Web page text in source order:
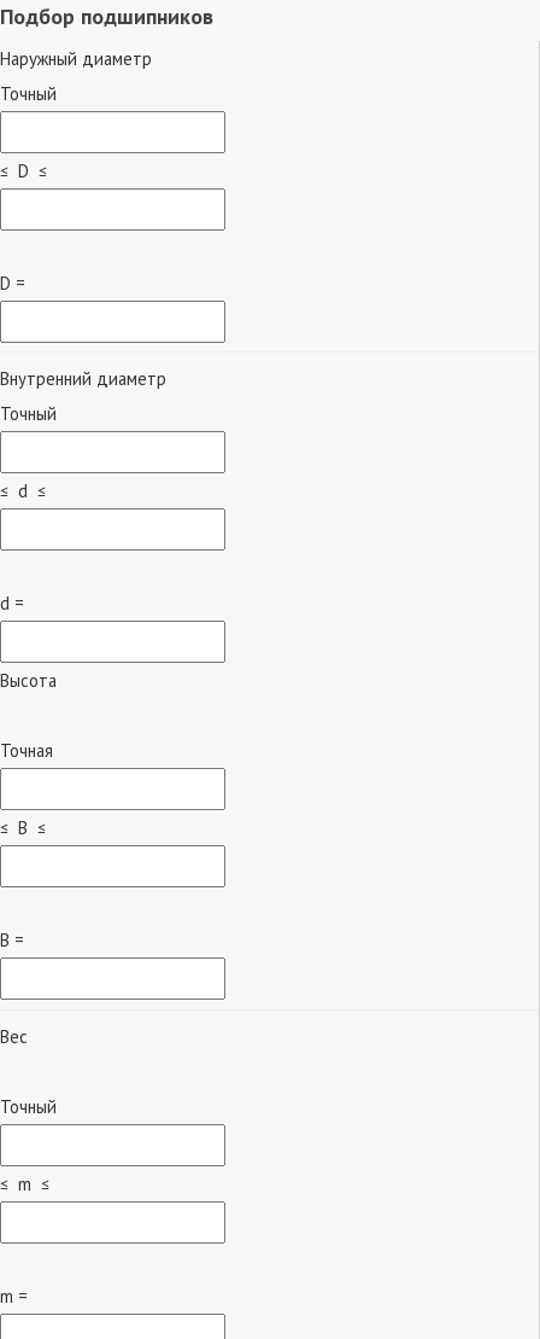
Подбор подшипников
Наружный диаметр
Точный
≤ D ≤
D =
Внутренний диаметр
Точный
≤ d ≤
d =
Высота
Точная
≤ B ≤
B =
Вес
Точный
≤ m ≤
m =